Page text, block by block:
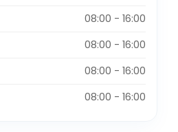
08:00 - 16:00
08:00 - 16:00
08:00 - 16:00
08:00 - 16:00